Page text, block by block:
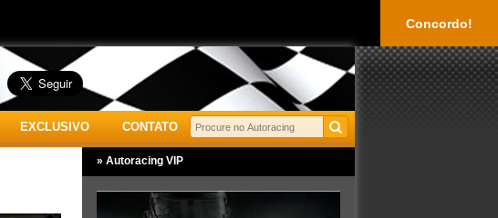
Concordo!
EXCLUSIVO CONTATO
» Autoracing VIP